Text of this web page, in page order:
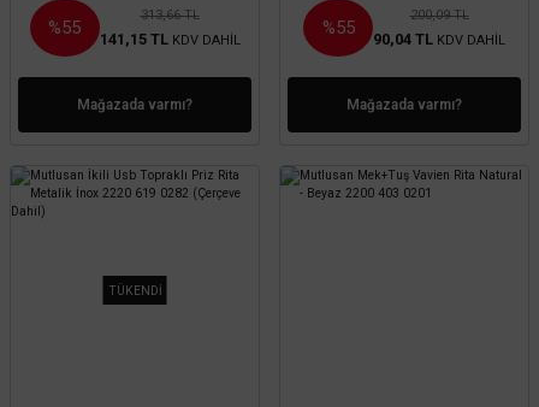
%55
313,66 TL
141,15 TL KDV DAHİL
Mağazada varmı?
%55
200,09 TL
90,04 TL KDV DAHİL
Mağazada varmı?
TÜKENDİ